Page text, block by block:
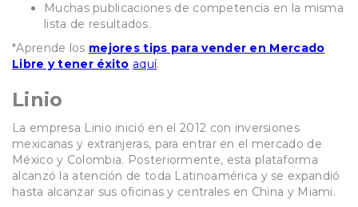
Muchas publicaciones de competencia en la misma
lista de resultados.
*Aprende los mejores tips para vender en Mercado
Libre y tener éxito aquí.
Linio
La empresa Linio inició en el 2012 con inversiones
mexicanas y extranjeras, para entrar en el mercado de
México y Colombia. Posteriormente, esta plataforma
alcanzó la atención de toda Latinoamérica y se expandió
hasta alcanzar sus oficinas y centrales en China y Miami.